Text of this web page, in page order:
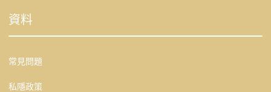
資料
常見問題
私隱政策